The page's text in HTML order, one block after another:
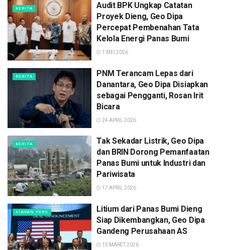
BERITA
Audit BPK Ungkap Catatan
Proyek Dieng, Geo Dipa
Percepat Pembenahan Tata
Kelola Energi Panas Bumi
1 MEI 2026
BERITA
PNM Terancam Lepas dari
Danantara, Geo Dipa Disiapkan
sebagai Pengganti, Rosan Irit
Bicara
24 APRIL 2026
BERITA
Tak Sekadar Listrik, Geo Dipa
dan BRIN Dorong Pemanfaatan
Panas Bumi untuk Industri dan
Pariwisata
17 APRIL 2026
SIARAN PERS
Litium dari Panas Bumi Dieng
Siap Dikembangkan, Geo Dipa
Gandeng Perusahaan AS
15 MARET 2026